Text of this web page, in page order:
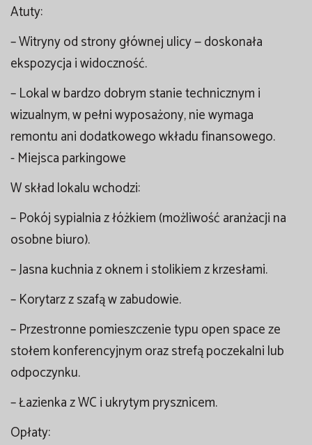
Atuty:
– Witryny od strony głównej ulicy — doskonała
ekspozycja i widoczność.
– Lokal w bardzo dobrym stanie technicznym i
wizualnym, w pełni wyposażony, nie wymaga
remontu ani dodatkowego wkładu finansowego.
- Miejsca parkingowe
W skład lokalu wchodzi:
– Pokój sypialnia z łóżkiem (możliwość aranżacji na
osobne biuro).
– Jasna kuchnia z oknem i stolikiem z krzesłami.
– Korytarz z szafą w zabudowie.
– Przestronne pomieszczenie typu open space ze
stołem konferencyjnym oraz strefą poczekalni lub
odpoczynku.
– Łazienka z WC i ukrytym prysznicem.
Opłaty: